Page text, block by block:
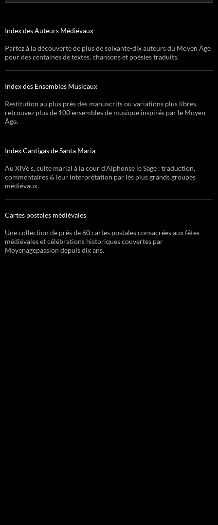
Index des Auteurs Médiévaux
Partez à la découverte de plus de soixante-dix auteurs du Moyen Âge
pour des centaines de textes, chansons et poésies traduits.
Index des Ensembles Musicaux
Restitution au plus près des manuscrits ou variations plus libres,
retrouvez plus de 100 ensembles de musique inspirés par le Moyen
Âge.
Index Cantigas de Santa Maria
Au XIVe s, culte marial à la cour d’Alphonse le Sage : traduction,
commentaires & leur interprétation par les plus grands groupes
médiévaux.
Cartes postales médiévales
Une collection de près de 60 cartes postales consacrées aux fêtes
médiévales et célébrations historiques couvertes par
Moyenagepassion depuis dix ans.